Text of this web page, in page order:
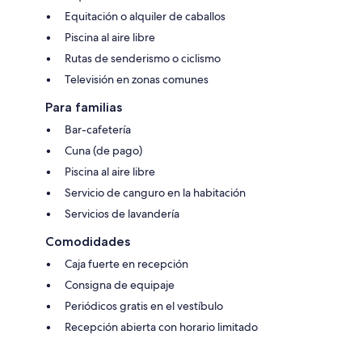
Equitación o alquiler de caballos
Piscina al aire libre
Rutas de senderismo o ciclismo
Televisión en zonas comunes
Para familias
Bar-cafetería
Cuna (de pago)
Piscina al aire libre
Servicio de canguro en la habitación
Servicios de lavandería
Comodidades
Caja fuerte en recepción
Consigna de equipaje
Periódicos gratis en el vestíbulo
Recepción abierta con horario limitado